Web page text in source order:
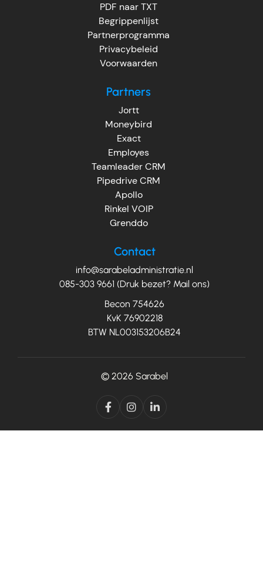
PDF naar TXT
Begrippenlijst
Partnerprogramma
Privacybeleid
Voorwaarden
Partners
Jortt
Moneybird
Exact
Employes
Teamleader CRM
Pipedrive CRM
Apollo
Rinkel VOIP
Grenddo
Contact
info@sarabeladministratie.nl
085-303 9661 (Druk bezet? Mail ons)
Becon 754626
KvK 76902218
BTW NL003153206B24
© 2026 Sarabel
  